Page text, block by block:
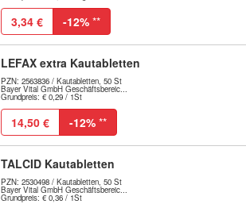
3,34 € -12% **
LEFAX extra Kautabletten
PZN: 2563836 / Kautabletten, 50 St
Bayer Vital GmbH Geschäftsbereic...
Grundpreis: € 0,29 / 1St
14,50 € -12% **
TALCID Kautabletten
PZN: 2530498 / Kautabletten, 50 St
Bayer Vital GmbH Geschäftsbereic...
Grundpreis: € 0,36 / 1St